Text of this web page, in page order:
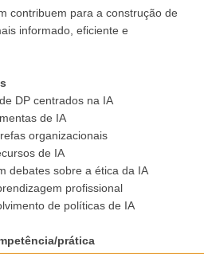
contribuem para a construção de
informado, eficiente e
DP centrados na IA
de IA
organizacionais
de IA
debates sobre a ética da IA
profissional
de políticas de IA
prática